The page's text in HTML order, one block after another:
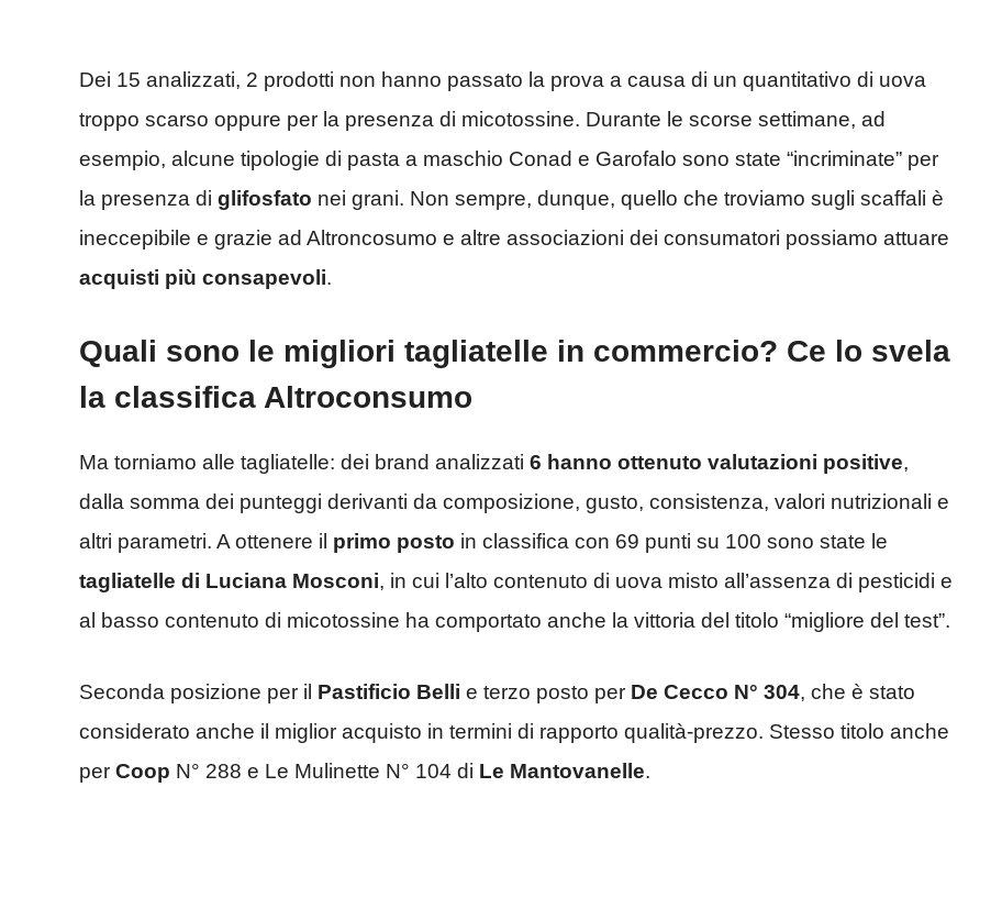
Dei 15 analizzati, 2 prodotti non hanno passato la prova a causa di un quantitativo di uova
troppo scarso oppure per la presenza di micotossine. Durante le scorse settimane, ad
esempio, alcune tipologie di pasta a maschio Conad e Garofalo sono state “incriminate” per
la presenza di glifosfato nei grani. Non sempre, dunque, quello che troviamo sugli scaffali è
ineccepibile e grazie ad Altroncosumo e altre associazioni dei consumatori possiamo attuare
acquisti più consapevoli.
Quali sono le migliori tagliatelle in commercio? Ce lo svela
la classifica Altroconsumo
Ma torniamo alle tagliatelle: dei brand analizzati 6 hanno ottenuto valutazioni positive,
dalla somma dei punteggi derivanti da composizione, gusto, consistenza, valori nutrizionali e
altri parametri. A ottenere il primo posto in classifica con 69 punti su 100 sono state le
tagliatelle di Luciana Mosconi, in cui l’alto contenuto di uova misto all’assenza di pesticidi e
al basso contenuto di micotossine ha comportato anche la vittoria del titolo “migliore del test”.
Seconda posizione per il Pastificio Belli e terzo posto per De Cecco N° 304, che è stato
considerato anche il miglior acquisto in termini di rapporto qualità-prezzo. Stesso titolo anche
per Coop N° 288 e Le Mulinette N° 104 di Le Mantovanelle.